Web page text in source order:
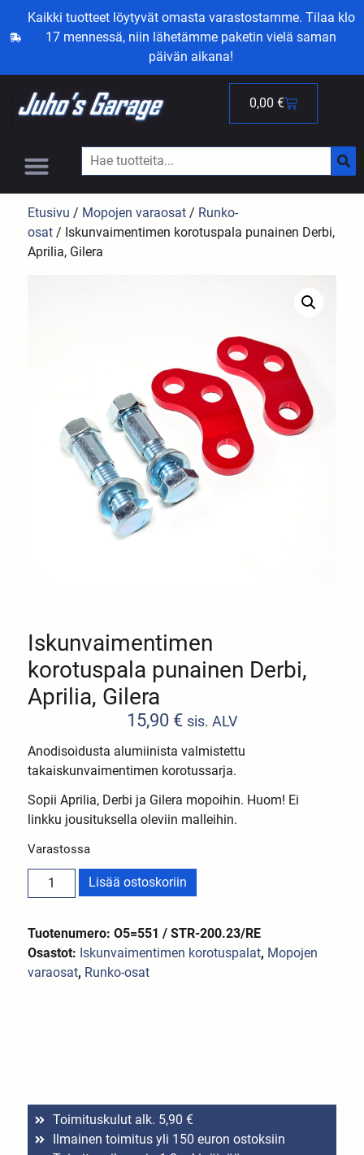
Kaikki tuotteet löytyvät omasta varastostamme. Tilaa klo
17 mennessä, niin lähetämme paketin vielä saman
päivän aikana!
0,00 €
Etusivu / Mopojen varaosat / Runko-
osat / Iskunvaimentimen korotuspala punainen Derbi,
Aprilia, Gilera
Iskunvaimentimen
korotuspala punainen Derbi,
Aprilia, Gilera
15,90 € sis. ALV
Anodisoidusta alumiinista valmistettu
takaiskunvaimentimen korotussarja.
Sopii Aprilia, Derbi ja Gilera mopoihin. Huom! Ei
linkku jousituksella oleviin malleihin.
Varastossa
Lisää ostoskoriin
Tuotenumero: O5=551 / STR-200.23/RE
Osastot: Iskunvaimentimen korotuspalat, Mopojen
varaosat, Runko-osat
Toimituskulut alk. 5,90 €
Ilmainen toimitus yli 150 euron ostoksiin